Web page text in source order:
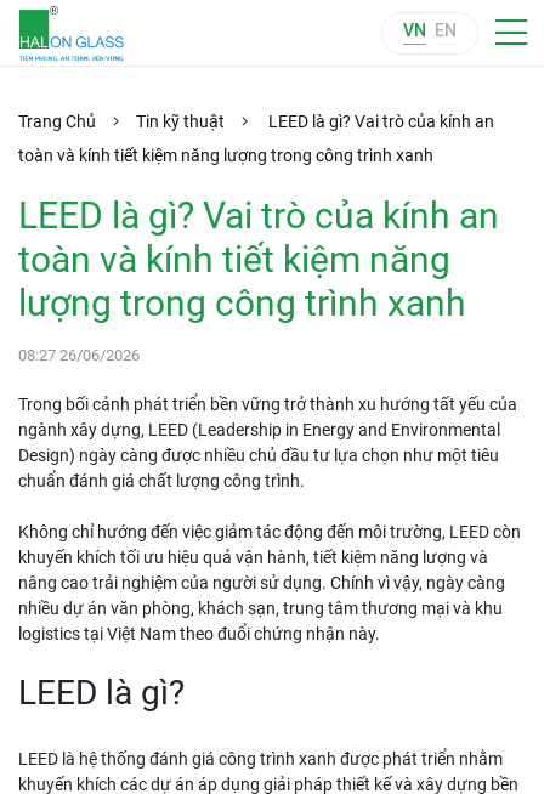
VN EN
Trang Chủ Tin kỹ thuật
LEED là gì? Vai trò của kính an
toàn và kính tiết kiệm năng lượng trong công trình xanh
LEED là gì? Vai trò của kính an
toàn và kính tiết kiệm năng
lượng trong công trình xanh
08:27 26/06/2026
Trong bối cảnh phát triển bền vững trở thành xu hướng tất yếu của
ngành xây dựng, LEED (Leadership in Energy and Environmental
Design) ngày càng được nhiều chủ đầu tư lựa chọn như một tiêu
chuẩn đánh giá chất lượng công trình.
Không chỉ hướng đến việc giảm tác động đến môi trường, LEED còn
khuyến khích tối ưu hiệu quả vận hành, tiết kiệm năng lượng và
nâng cao trải nghiệm của người sử dụng. Chính vì vậy, ngày càng
nhiều dự án văn phòng, khách sạn, trung tâm thương mại và khu
logistics tại Việt Nam theo đuổi chứng nhận này.
LEED là gì?
LEED là hệ thống đánh giá công trình xanh được phát triển nhằm
khuyến khích các dự án áp dụng giải pháp thiết kế và xây dựng bền